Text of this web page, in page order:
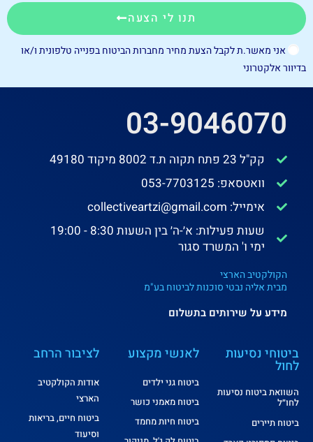
אני מאשר.ת לקבל הצעת מחיר מחברות הביטוח בפנייה טלפונית ו/או
בדיוור אלקטרוני
תנו לי הצעה
לציבור הרחב
אודות הקולקטיב
הארצי
ביטוח חיים, בריאות
וסיעוד
לאנשי מקצוע
ביטוח גני ילדים
ביטוח מאמני כושר
ביטוח חיות מחמד
ביטוחי נסיעות
לחול
השוואת ביטוח נסיעות
לחו״ל
ביטוח תיירים
03-9046070
קק"ל 23 פתח תקוה ת.ד 8002 מיקוד 49180
וואטסאפ: 053-7703125
אימייל: collectiveartzi@gmail.com
שעות פעילות: א׳-ה׳ בין השעות 8:30 - 19:00
ימי ו' המשרד סגור
הקולקטיב הארצי
מבית אליה נבטי סוכנות לביטוח בע"מ
מידע על שירותים בתשלום